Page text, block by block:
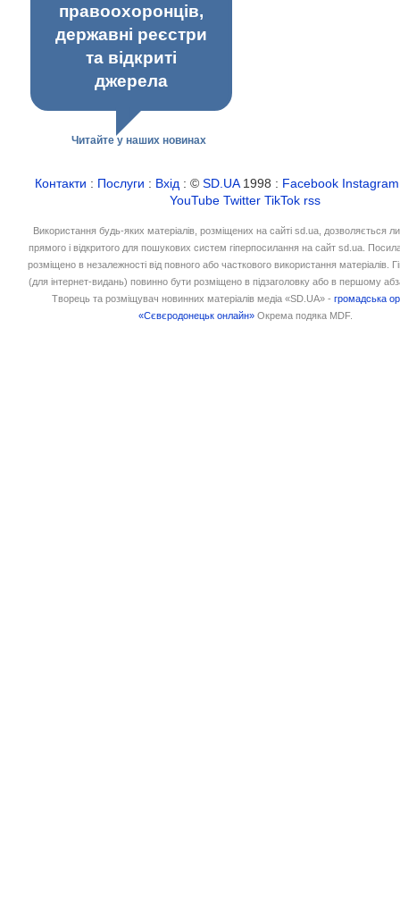
правоохоронців,
державні реєстри
та відкриті
джерела
Читайте у наших новинах
Контакти : Послуги : Вхід : ©SD.UA1998 : Facebook Instagram
YouTube Twitter TikTok rss
Використання будь-яких матеріалів, розміщених на сайті sd.ua, дозволяється
прямого і відкритого для пошукових систем гіперпосилання на сайт sd.ua.
розміщено в незалежності від повного або часткового використання матеріалів.
(для інтернет-видань) повинно бути розміщено в підзаголовку або в першому
Творець та розміщувач новинних матеріалів медіа «SD.UA» -громадська
«Сєвєродонецьк онлайн» Окрема подяка MDF.